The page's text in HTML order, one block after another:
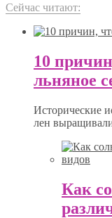
Сейчас читают:
10
льняное
Исторические
лен
Как